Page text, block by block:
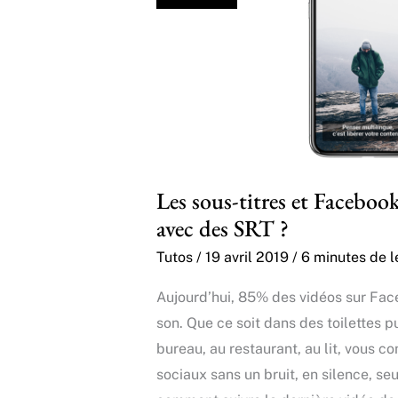
Les sous-titres et
avec des SRT ?
Tutos / 19 avril 2019 / 6 minutes de
Aujourd’hui, 85% des vidéos sur
son. Que ce soit dans des toilettes
bureau, au restaurant, au lit, vous
sociaux sans un bruit, en silence,